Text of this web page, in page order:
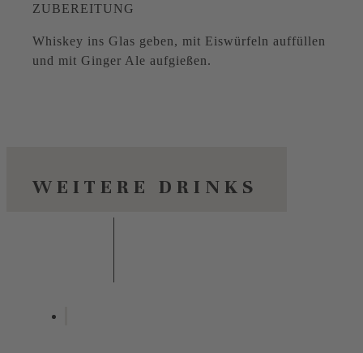
ZUBEREITUNG
Whiskey ins Glas geben, mit Eiswürfeln auffüllen
und mit Ginger Ale aufgießen.
WEITERE DRINKS